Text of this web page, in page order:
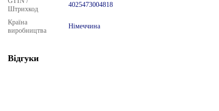
Штрихкод
4025473004818
Країна
виробництва
Німеччина
Відгуки